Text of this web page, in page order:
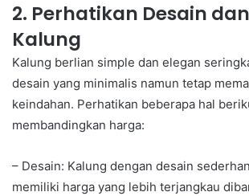
2. Perhatikan Desain
Kalung
Kalung berlian simple dan elegan
desain yang minimalis namun tetap
keindahan. Perhatikan beberapa hal
membandingkan harga:
– Desain: Kalung dengan desain
memiliki harga yang lebih terjangkau